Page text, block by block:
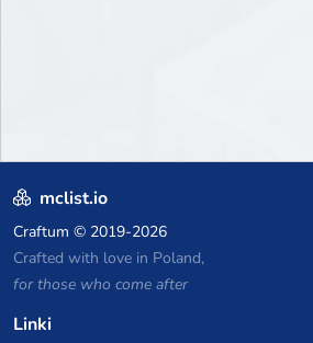
mclist.io
Craftum © 2019-2026
Crafted with love in Poland,
for those who come after
Linki